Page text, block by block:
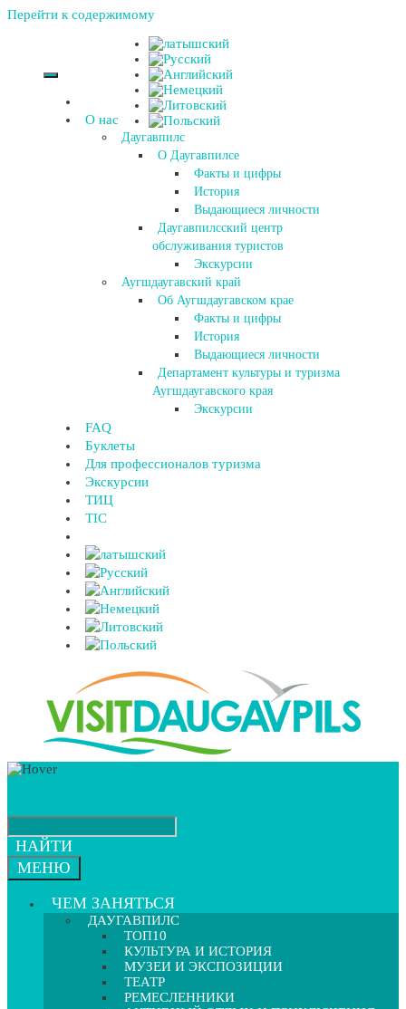
Перейти к содержимому
О нас
Даугавпилс
О Даугавпилсе
Факты и цифры
История
Выдающиеся личности
Даугавпилсский центр
обслуживания туристов
Экскурсии
Аугшдаугавский край
Об Аугшдаугавском крае
Факты и цифры
История
Выдающиеся личности
Департамент культуры и туризма
Аугшдаугавского края
Экскурсии
FAQ
Буклеты
Для профессионалов туризма
Экскурсии
ТИЦ
TIC
НАЙТИ
МЕНЮ
ЧЕМ ЗАНЯТЬСЯ
ДАУГАВПИЛС
ТОП10
КУЛЬТУРА И ИСТОРИЯ
МУЗЕИ И ЭКСПОЗИЦИИ
ТЕАТР
РЕМЕСЛЕННИКИ